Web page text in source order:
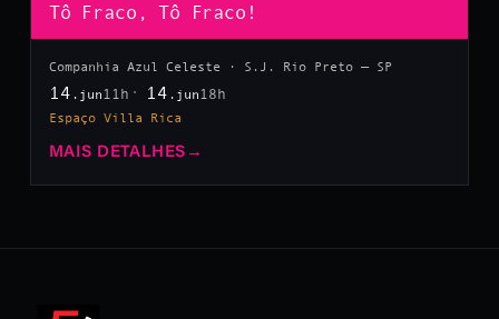
Tô Fraco, Tô Fraco!
Companhia Azul Celeste · S.J. Rio Preto — SP
14 .jun 11h 14 .jun 18h
Espaço Villa Rica
MAIS DETALHES →